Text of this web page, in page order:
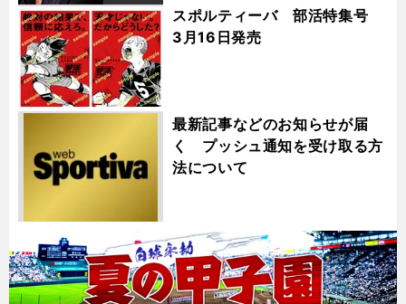
スポルティーバ 部活特集号
3月16日発売
最新記事などのお知らせが届
く プッシュ通知を受け取る方
法について